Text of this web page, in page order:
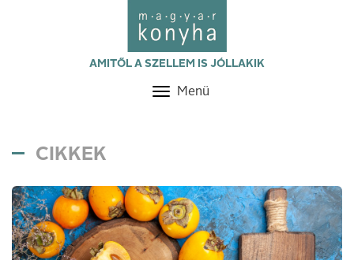
AMITŐL A SZELLEM IS JÓLLAKIK
Toggle
Menü
CIKKEK